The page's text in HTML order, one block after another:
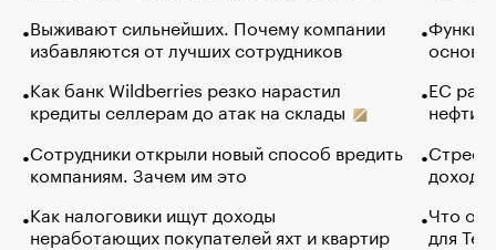
Выживают сильнейших. Почему компании
избавляются от лучших сотрудников
Как банк Wildberries резко нарастил
кредиты селлерам до атак на склады
Сотрудники открыли новый способ вредить
компаниям. Зачем им это
Как налоговики ищут доходы
неработающих покупателей яхт и квартир
основ
ЕС
нефти
Что
для